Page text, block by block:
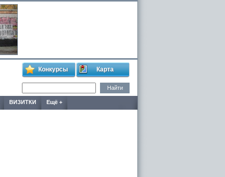
Конкурсы Карта
ВИЗИТКИ Ещё +